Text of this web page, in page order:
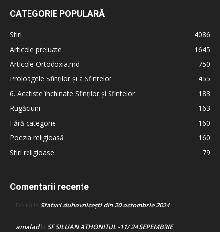
CATEGORIE POPULARĂ
Stiri
4086
Articole preluate
1645
Articole Ortodoxia.md
750
Proloagele Sfinților și a Sfintelor
455
6. Acatiste închinate Sfinților și Sfintelor
183
Rugăciuni
163
Fără categorie
160
Poezia religioasă
160
Stiri religioase
79
Comentarii recente
Doina la Sfaturi duhovnicești din 20 octombrie 2024
amaladla SF SILUAN ATHONITUL -11/ 24 SEPEMBRIE